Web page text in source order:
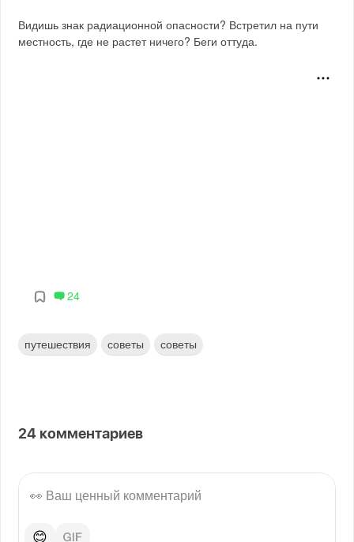
Видишь знак радиационной опасности? Встретил на пути
местность, где не растет ничего? Беги оттуда.
24
путешествия советы советы
24 комментариев
😊